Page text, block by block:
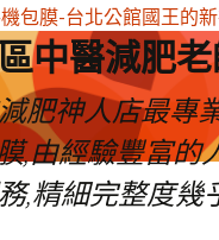
中醫減肥
肥神人店最專
,由經驗豐富的
,精細完整度幾